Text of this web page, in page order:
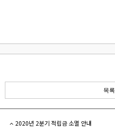
목록
2020년 2분기 적립금 소멸 안내